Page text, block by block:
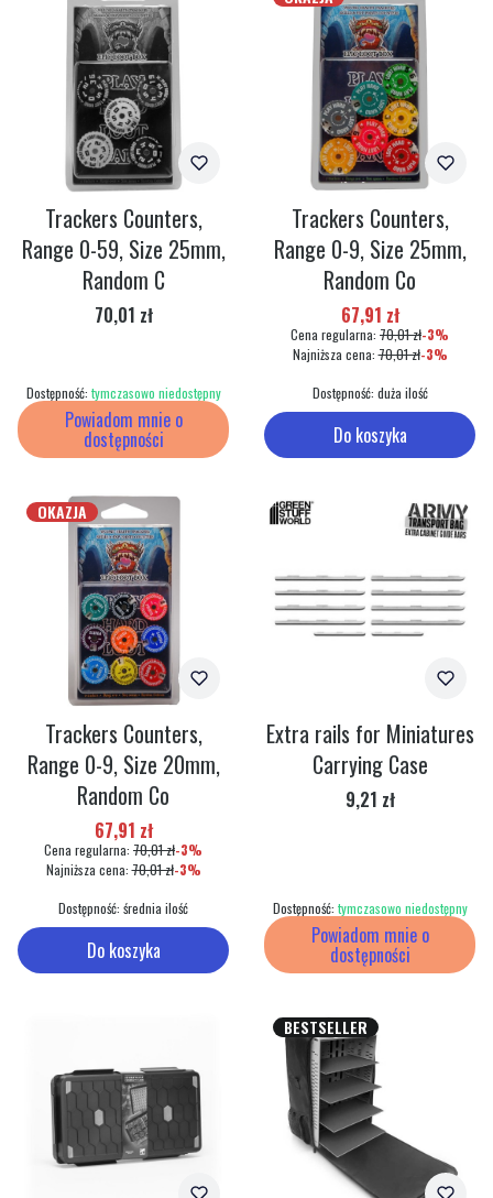
Powiadom mnie o
dostępności
Trackers Counters,
Range 0-59, Size 25mm,
Random C
Cena
70,01 zł
Dostępność: tymczasowo niedostępny
Do koszyka
Trackers Counters,
Range 0-9, Size 25mm,
Random Co
Cena promocyjna
67,91 zł
Cena regularna: 70,01 zł-3%
Najniższa cena: 70,01 zł-3%
Dostępność: duża ilość
OKAZJA
Do koszyka
Trackers Counters,
Range 0-9, Size 20mm,
Random Co
Cena promocyjna
67,91 zł
Cena regularna: 70,01 zł-3%
Najniższa cena: 70,01 zł-3%
Dostępność: średnia ilość
Powiadom mnie o
dostępności
Extra rails for Miniatures
Carrying Case
Cena
9,21 zł
Dostępność: tymczasowo niedostępny
BESTSELLER